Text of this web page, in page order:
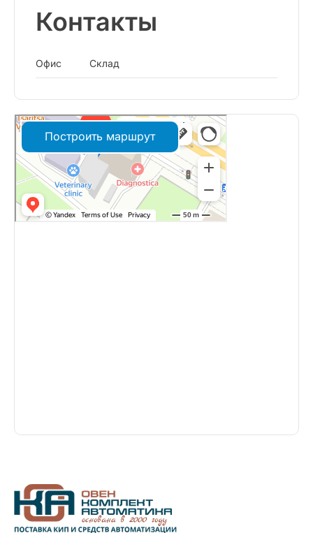
Контакты
Офис Склад
Построить маршрут